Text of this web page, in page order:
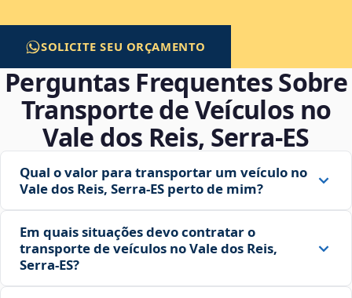
SOLICITE SEU ORÇAMENTO
Perguntas Frequentes Sobre
Transporte de Veículos no
Vale dos Reis, Serra‑ES
Qual o valor para transportar um veículo no
Vale dos Reis, Serra‑ES perto de mim?
Em quais situações devo contratar o
transporte de veículos no Vale dos Reis,
Serra‑ES?